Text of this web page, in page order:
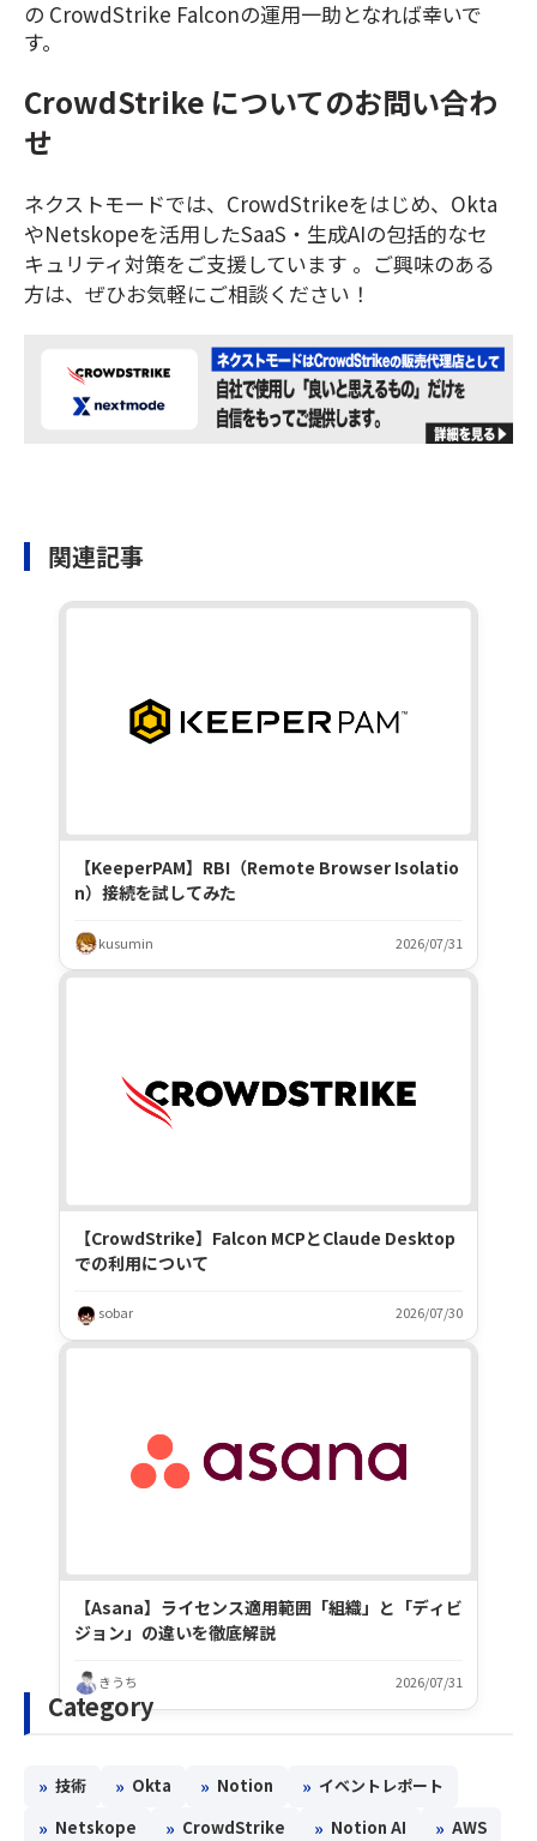
の CrowdStrike Falconの運用一助となれば幸いで
す。
CrowdStrike についてのお問い合わ
せ
ネクストモードでは、CrowdStrikeをはじめ、Okta
やNetskopeを活用したSaaS・生成AIの包括的なセ
キュリティ対策をご支援しています 。ご興味のある
方は、ぜひお気軽にご相談ください！
関連記事
【KeeperPAM】RBI（Remote Browser Isolatio
n）接続を試してみた
kusumin 2026/07/31
【CrowdStrike】Falcon MCPとClaude Desktop
での利用について
sobar 2026/07/30
【Asana】ライセンス適用範囲「組織」と「ディビ
ジョン」の違いを徹底解説
きうち 2026/07/31
Category
» 技術 » Okta » Notion » イベントレポート
» Netskope » CrowdStrike » Notion AI » AWS